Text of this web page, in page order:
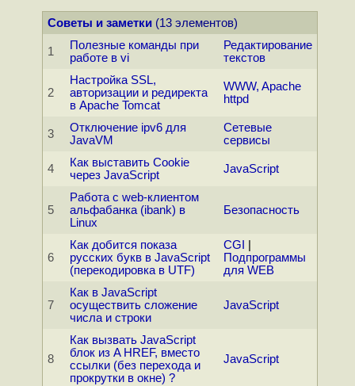
Советы и заметки(13 элементов)
1
Полезные команды при
работе в vi
Редактирование
текстов
2
Настройка SSL,
авторизации и редиректа
в Apache Tomcat
WWW, Apache
httpd
3
Отключение ipv6 для
JavaVM
Сетевые
сервисы
4
Как выставить Cookie
через JavaScript
JavaScript
5
Работа с web-клиентом
альфабанка (ibank) в
Linux
Безопасность
6
Как добится показа
русских букв в JavaScript
(перекодировка в UTF)
CGI
Подпрограммы
для WEB
7
Как в JavaScript
осуществить сложение
числа и строки
JavaScript
8
Как вызвать JavaScript
блок из A HREF, вместо
ссылки (без перехода и
прокрутки в окне) ?
JavaScript